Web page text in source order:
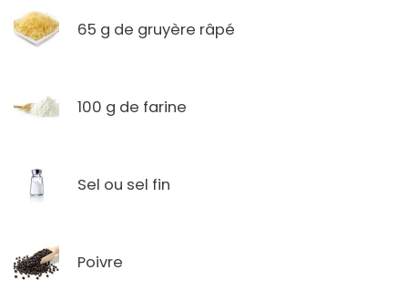
65 g de gruyère râpé
100 g de farine
Sel ou sel fin
Poivre